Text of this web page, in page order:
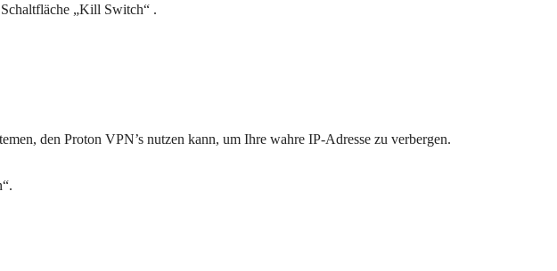
„Kill Switch“ .
den Proton VPN’s nutzen kann, um Ihre wahre IP-Adresse zu verbergen.